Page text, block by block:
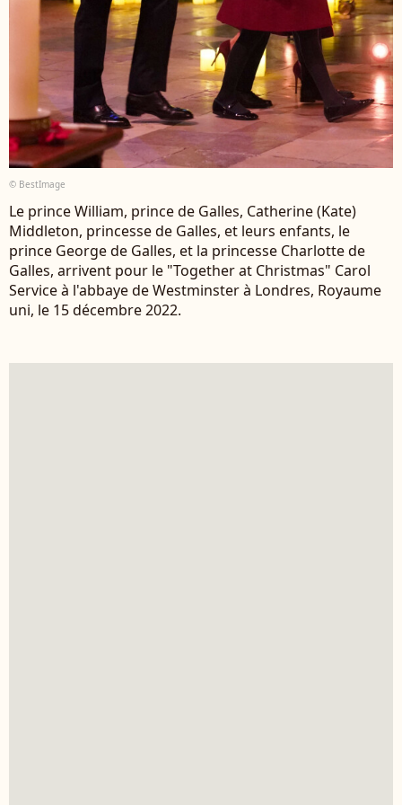
© BestImage
Le prince William, prince de Galles, Catherine (Kate)
Middleton, princesse de Galles, et leurs enfants, le
prince George de Galles, et la princesse Charlotte de
Galles, arrivent pour le "Together at Christmas" Carol
Service à l'abbaye de Westminster à Londres, Royaume
uni, le 15 décembre 2022.